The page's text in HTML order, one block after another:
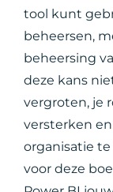
tool kunt
beheersen,
beheersing
deze kans
vergroten, je
versterken
organisatie
voor deze